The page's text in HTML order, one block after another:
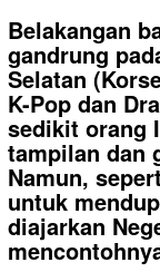
Belakangan
gandrung
Selatan
K-Pop dan
sedikit orang
tampilan dan
Namun,
untuk
diajarkan